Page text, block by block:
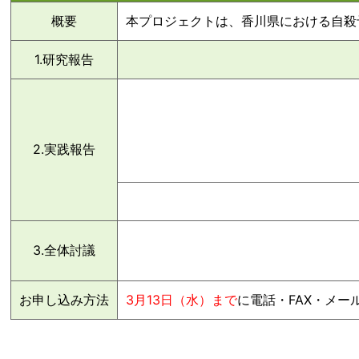
概要 本プロジェクトは、香川県における自
1.研究報告
2.実践報告
3.全体討議
お申し込み方法 3月13日（水）までに電話・FAX・メー